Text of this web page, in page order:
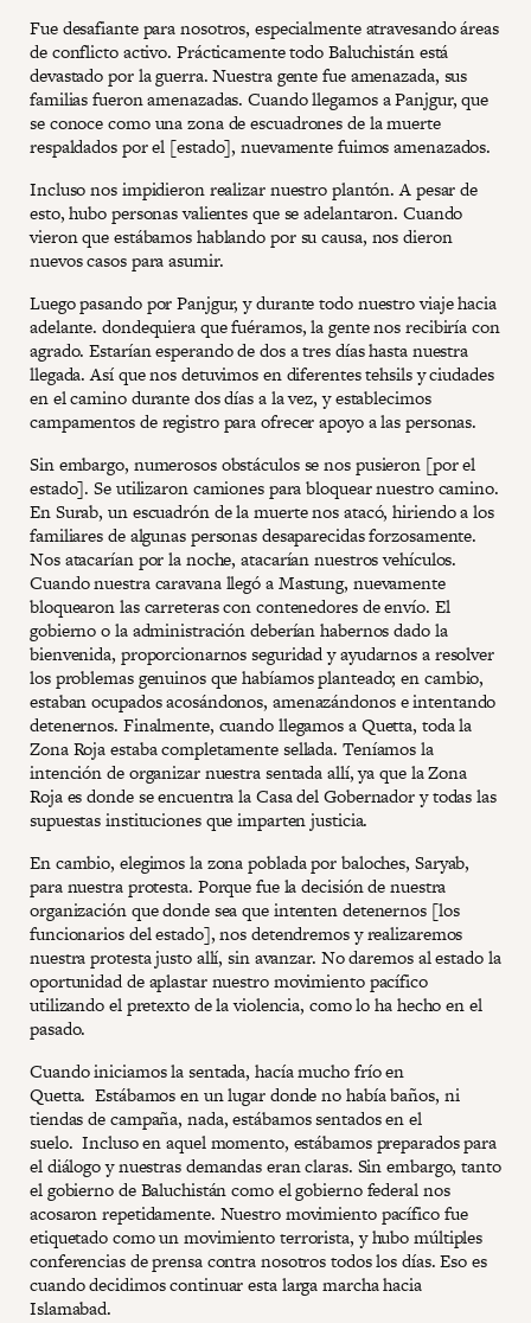
Fue desafiante para nosotros, especialmente atravesando áreas
de conflicto activo. Prácticamente todo Baluchistán está
devastado por la guerra. Nuestra gente fue amenazada, sus
familias fueron amenazadas. Cuando llegamos a Panjgur, que
se conoce como una zona de escuadrones de la muerte
respaldados por el [estado], nuevamente fuimos amenazados.
Incluso nos impidieron realizar nuestro plantón. A pesar de
esto, hubo personas valientes que se adelantaron. Cuando
vieron que estábamos hablando por su causa, nos dieron
nuevos casos para asumir.
Luego pasando por Panjgur, y durante todo nuestro viaje hacia
adelante. dondequiera que fuéramos, la gente nos recibiría con
agrado. Estarían esperando de dos a tres días hasta nuestra
llegada. Así que nos detuvimos en diferentes tehsils y ciudades
en el camino durante dos días a la vez, y establecimos
campamentos de registro para ofrecer apoyo a las personas.
Sin embargo, numerosos obstáculos se nos pusieron [por el
estado]. Se utilizaron camiones para bloquear nuestro camino.
En Surab, un escuadrón de la muerte nos atacó, hiriendo a los
familiares de algunas personas desaparecidas forzosamente.
Nos atacarían por la noche, atacarían nuestros vehículos.
Cuando nuestra caravana llegó a Mastung, nuevamente
bloquearon las carreteras con contenedores de envío. El
gobierno o la administración deberían habernos dado la
bienvenida, proporcionarnos seguridad y ayudarnos a resolver
los problemas genuinos que habíamos planteado; en cambio,
estaban ocupados acosándonos, amenazándonos e intentando
detenernos. Finalmente, cuando llegamos a Quetta, toda la
Zona Roja estaba completamente sellada. Teníamos la
intención de organizar nuestra sentada allí, ya que la Zona
Roja es donde se encuentra la Casa del Gobernador y todas las
supuestas instituciones que imparten justicia.
En cambio, elegimos la zona poblada por baloches, Saryab,
para nuestra protesta. Porque fue la decisión de nuestra
organización que donde sea que intenten detenernos [los
funcionarios del estado], nos detendremos y realizaremos
nuestra protesta justo allí, sin avanzar. No daremos al estado la
oportunidad de aplastar nuestro movimiento pacífico
utilizando el pretexto de la violencia, como lo ha hecho en el
pasado.
Cuando iniciamos la sentada, hacía mucho frío en
Quetta. Estábamos en un lugar donde no había baños, ni
tiendas de campaña, nada, estábamos sentados en el
suelo. Incluso en aquel momento, estábamos preparados para
el diálogo y nuestras demandas eran claras. Sin embargo, tanto
el gobierno de Baluchistán como el gobierno federal nos
acosaron repetidamente. Nuestro movimiento pacífico fue
etiquetado como un movimiento terrorista, y hubo múltiples
conferencias de prensa contra nosotros todos los días. Eso es
cuando decidimos continuar esta larga marcha hacia
Islamabad.